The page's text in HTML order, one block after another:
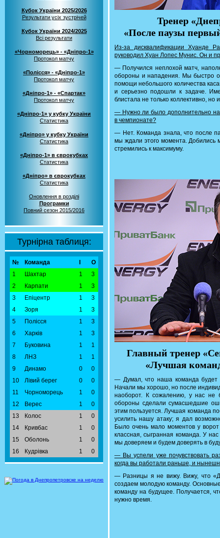
Кубок України 2025/2026
Результати усіх зустрічей
Кубок України 2024/2025
Всі результати
«Чорноморець» - «Дніпро-1»
Протокол матчу
«Полісся» - «Дніпро-1»
Протокол матчу
«Дніпро-1» - «Спартак»
Протокол матчу
«Дніпро-1» у кубку України
Статистика
«Дніпро» у кубку України
Статистика
«Дніпро-1» в єврокубках
Статистика
«Дніпро» в єврокубках
Статистика
Оновлення в розділі
Програмки
Повний сезон 2015/2016
Турнірна таблиця:
№ Команда
О
1
Шахтар 1
3
2
Карпати 1
3
3
Епіцентр 1
3
4
Зоря 1
3
5
Полісся 1
3
6
Харків 1
3
7
Буковина 1
1
8
ЛНЗ 1
1
9
Динамо 0
0
10
Лівий берег 0
0
11
Чорноморець 1
0
12
Верес 1
0
13
Колос 1
0
14
Кривбас 1
0
15
Оболонь 1
0
16
Кудрівка 1 0
Тренер
«После паузы
Из-за дисквалификации Хуанде
руководил Хуан Лопес Мунис. Он и
— Получился неплохой матч,
обороны и нападения. Мы быстро
помощи небольшого количества
и серьезно подошли к задаче.
блистала не только коллективно, но
— Нужно ли было дополнительно
в чемпионате?
— Нет. Команда знала, что после
мы ждали этого момента. Добились
стремились к максимуму.
Главный тренер
«Лучшая
— Думал, что наша команда будет
Начали мы хорошо, но после
наоборот. К сожалению, у нас не
обороны сделали сумасшедшие
этим пользуется. Лучшая команда
усилить нашу атаку; я дал
Было очень мало моментов у
классная, сыгранная команда. У
мы доверяем и будем доверять в
— Вы успели уже почувствовать
когда вы работали раньше, и
— Разницы я не вижу. Вижу, что
создаем молодую команду.
команду на будущее. Получается,
нужно время.